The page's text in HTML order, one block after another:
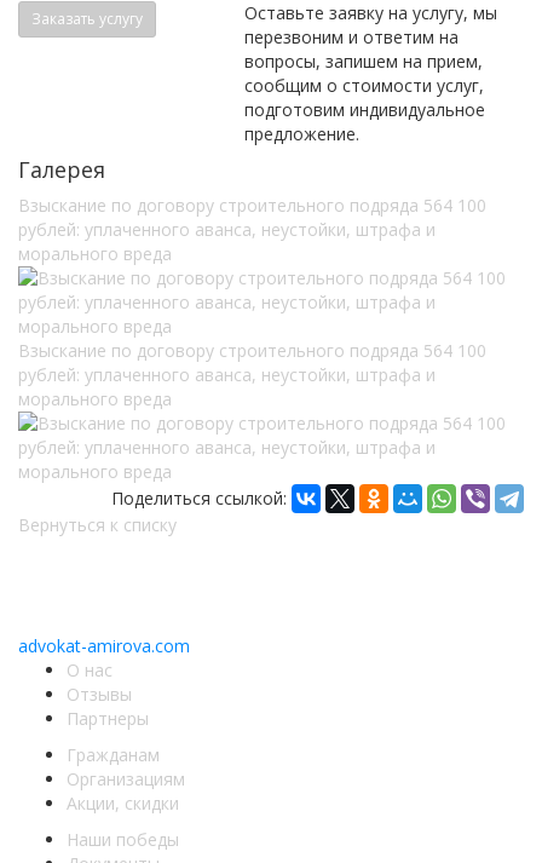
Заказать услугу
Оставьте заявку на услугу, мы
перезвоним и ответим на
вопросы, запишем на прием,
сообщим о стоимости услуг,
подготовим индивидуальное
предложение.
Галерея
Взыскание по договору строительного подряда 564 100
рублей: уплаченного аванса, неустойки, штрафа и
морального вреда
Взыскание по договору строительного подряда 564 100
рублей: уплаченного аванса, неустойки, штрафа и
морального вреда
Поделиться ссылкой:
Вернуться к списку
advokat-amirova.com
О нас
Отзывы
Партнеры
Гражданам
Организациям
Акции, скидки
Наши победы